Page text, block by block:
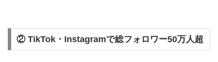
② TikTok・Instagramで総フォロワー50万人超